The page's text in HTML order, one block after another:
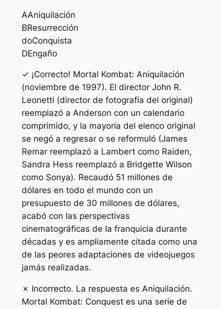
AAniquilación
BResurrección
doConquista
DEngaño
✓ ¡Correcto! Mortal Kombat: Aniquilación
(noviembre de 1997). El director John R.
Leonetti (director de fotografía del original)
reemplazó a Anderson con un calendario
comprimido, y la mayoría del elenco original
se negó a regresar o se reformuló (James
Remar reemplazó a Lambert como Raiden,
Sandra Hess reemplazó a Bridgette Wilson
como Sonya). Recaudó 51 millones de
dólares en todo el mundo con un
presupuesto de 30 millones de dólares,
acabó con las perspectivas
cinematográficas de la franquicia durante
décadas y es ampliamente citada como una
de las peores adaptaciones de videojuegos
jamás realizadas.
✗ Incorrecto. La respuesta es Aniquilación.
Mortal Kombat: Conquest es una serie de